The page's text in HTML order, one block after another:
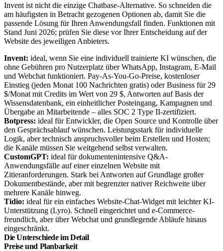
Invent ist nicht die einzige Chatbase-Alternative. So schneiden die
am häufigsten in Betracht gezogenen Optionen ab, damit Sie die
passende Lösung für Ihren Anwendungsfall finden. Funktionen mit
Stand Juni 2026; prüfen Sie diese vor Ihrer Entscheidung auf der
Website des jeweiligen Anbieters.
Invent: ideal, wenn Sie eine individuell trainierte KI wünschen, die
ohne Gebühren pro Nutzerplatz über WhatsApp, Instagram, E-Mail
und Webchat funktioniert. Pay-As-You-Go-Preise, kostenloser
Einstieg (jeden Monat 100 Nachrichten gratis) oder Business für 29
$/Monat mit Credits im Wert von 29 $, Antworten auf Basis der
Wissensdatenbank, ein einheitlicher Posteingang, Kampagnen und
Übergabe an Mitarbeitende – alles SOC 2 Type II-zertifiziert.
Botpress: ideal für Entwickler, die Open Source und Kontrolle über
den Gesprächsablauf wünschen. Leistungsstark für individuelle
Logik, aber technisch anspruchsvoller beim Erstellen und Hosten;
die Kanäle müssen Sie weitgehend selbst verwalten.
CustomGPT: ideal für dokumentenintensive Q&A-
Anwendungsfälle auf einer einzelnen Website mit
Zitieranforderungen. Stark bei Antworten auf Grundlage großer
Dokumentbestände, aber mit begrenzter nativer Reichweite über
mehrere Kanäle hinweg.
Tidio: ideal für ein einfaches Website-Chat-Widget mit leichter KI-
Unterstützung (Lyro). Schnell eingerichtet und e-Commerce-
freundlich, aber über Webchat und grundlegende Abläufe hinaus
eingeschränkt.
Die Unterschiede im Detail
Preise und Planbarkeit